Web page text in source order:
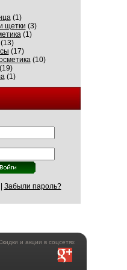
(1)
щетки (3)
(1)
(17)
(10)
(1)
Забыли пароль?
и акции в соцсетях